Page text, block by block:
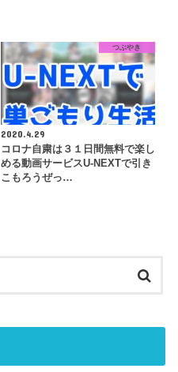
つぶやき
2020.4.29
コロナ自粛は３１日間無料で楽し
める動画サービスU-NEXTで引き
こもろうぜっ…